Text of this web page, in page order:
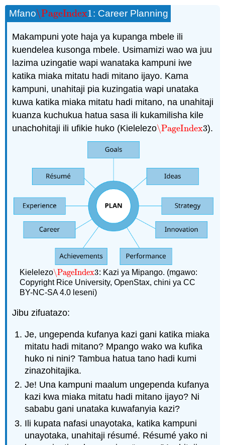
Mfano\PageIndex1
\PageIndex1: Career Planning
Makampuni yote haja ya kupanga mbele ili
kuendelea kusonga mbele. Usimamizi wao wa juu
lazima uzingatie wapi wanataka kampuni iwe
katika miaka mitatu hadi mitano ijayo. Kama
kampuni, unahitaji pia kuzingatia wapi unataka
kuwa katika miaka mitatu hadi mitano, na unahitaji
kuanza kuchukua hatua sasa ili kukamilisha kile
unachohitaji ili ufikie huko (Kielelezo\PageIndex3
\PageIndex3).
Kielelezo\PageIndex3
\PageIndex3: Kazi ya Mipango. (mgawo:
Copyright Rice University, OpenStax, chini ya CC
BY-NC-SA 4.0 leseni)
Jibu zifuatazo:
Je, ungependa kufanya kazi gani katika miaka
mitatu hadi mitano? Mpango wako wa kufika
huko ni nini? Tambua hatua tano hadi kumi
zinazohitajika.
Je! Una kampuni maalum ungependa kufanya
kazi kwa miaka mitatu hadi mitano ijayo? Ni
sababu gani unataka kuwafanyia kazi?
Ili kupata nafasi unayotaka, katika kampuni
unayotaka, unahitaji résumé. Résumé yako ni